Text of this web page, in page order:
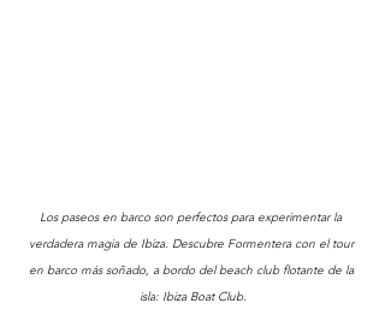
Los paseos en barco son perfectos para experimentar la
verdadera magia de Ibiza. Descubre Formentera con el tour
en barco más soñado, a bordo del beach club flotante de la
isla: Ibiza Boat Club.